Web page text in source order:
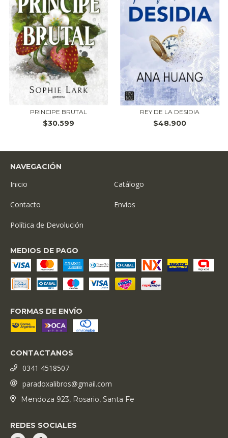
PRINCIPE BRUTAL
$30.599
REY DE LA DESIDIA
$48.900
NAVEGACIÓN
Inicio Catálogo
Contacto Envíos
Política de Devolución
MEDIOS DE PAGO
FORMAS DE ENVÍO
CONTACTANOS
0341 4518507
paradoxalibros@gmail.com
Mendoza 923, Rosario, Santa Fe
REDES SOCIALES